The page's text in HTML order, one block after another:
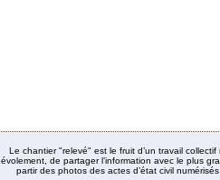
Le chantier "relevé" est le fruit d’un travail
de partager l’information avec le plus
partir des photos des actes d’état civil